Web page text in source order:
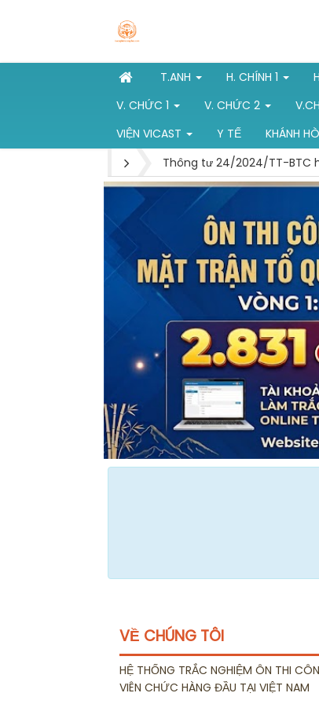
T.ANH H. CHÍNH 1
V. CHỨC 1
V. CHỨC 2
VIỆN VICAST
Y TẾ KHÁNH
Thông tư 24/2024/TT-BTC
VỀ CHÚNG TÔI
HỆ THỐNG TRẮC NGHIỆM ÔN THI
VIÊN CHỨC HÀNG ĐẦU TẠI VIỆT NAM